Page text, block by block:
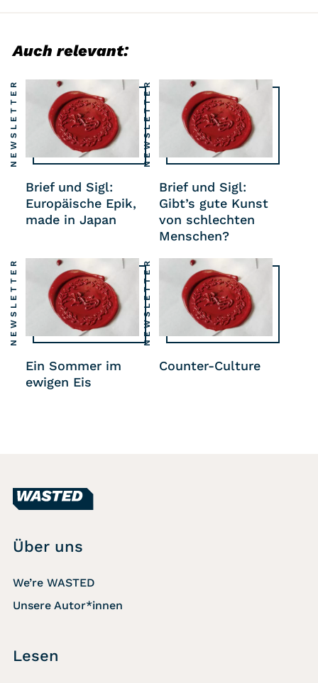
Auch relevant:
Brief und Sigl:
Europäische Epik,
made in Japan
NEWSLETTER
Brief und Sigl:
Gibt’s gute Kunst
von schlechten
Menschen?
NEWSLETTER
Ein Sommer im
ewigen Eis
NEWSLETTER
Counter-Culture
NEWSLETTER
Über uns
We’re WASTED
Unsere Autor*innen
Lesen